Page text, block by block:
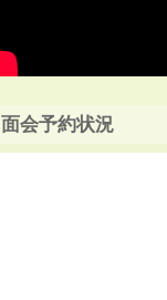
面会予約状況